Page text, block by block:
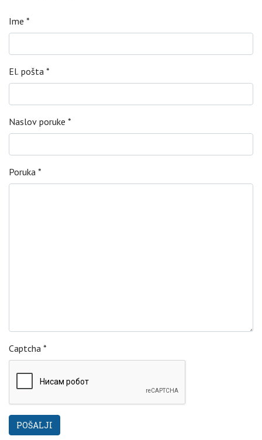
Ime *
El. pošta *
Naslov poruke *
Poruka *
Captcha *
POŠALJI